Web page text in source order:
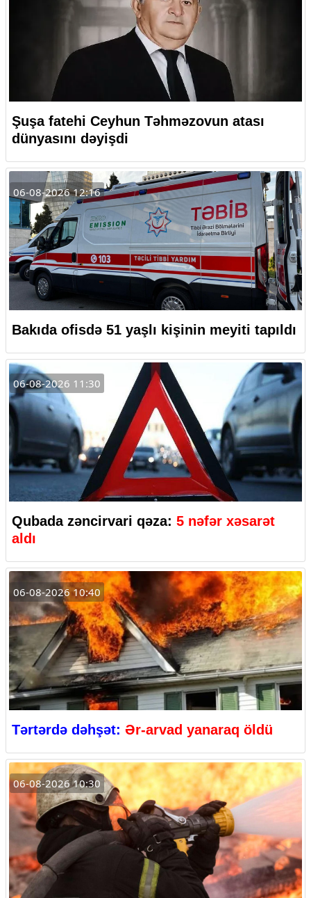
Şuşa fatehi Ceyhun Təhməzovun atası
dünyasını dəyişdi
06-08-2026 12:16
Bakıda ofisdə 51 yaşlı kişinin meyiti tapıldı
06-08-2026 11:30
Qubada zəncirvari qəza: 5 nəfər xəsarət
aldı
06-08-2026 10:40
Tərtərdə dəhşət: Ər-arvad yanaraq öldü
06-08-2026 10:30